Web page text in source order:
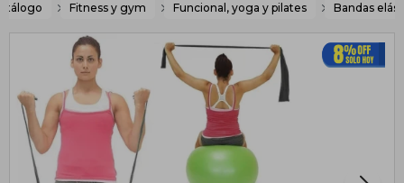
Fitness y gym Funcional, yoga y pilates Bandas